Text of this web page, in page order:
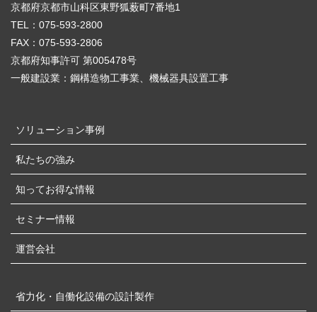
京都府京都市山科区東野狐薮町7番地1
TEL：075-593-2800
FAX：075-593-2806
京都府知事許可 第005478号
一般建設業：鋼構造物工事業、機械器具設置工事
ソリューション事例
私たちの強み
知ってお得な情報
セミナー情報
運営会社
省力化・自働化設備の設計製作